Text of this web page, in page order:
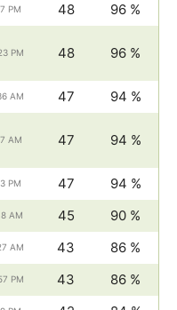
PM 48 96 %
PM 48 96 %
AM 47 94 %
AM 47 94 %
PM 47
94 %
AM 45
90 %
AM 43
86 %
PM 43
86 %